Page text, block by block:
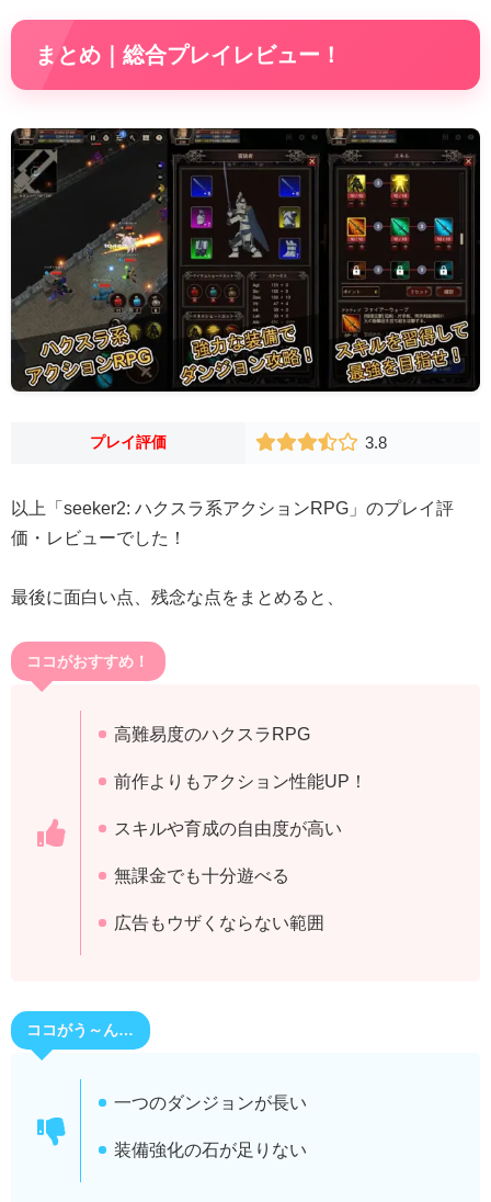
まとめ｜総合プレイレビュー！
プレイ評価 3.8
以上「seeker2: ハクスラ系アクションRPG」のプレイ評
価・レビューでした！
最後に面白い点、残念な点をまとめると、
ココがおすすめ！
高難易度のハクスラRPG
前作よりもアクション性能UP！
スキルや育成の自由度が高い
無課金でも十分遊べる
広告もウザくならない範囲
ココがう～ん…
一つのダンジョンが長い
装備強化の石が足りない